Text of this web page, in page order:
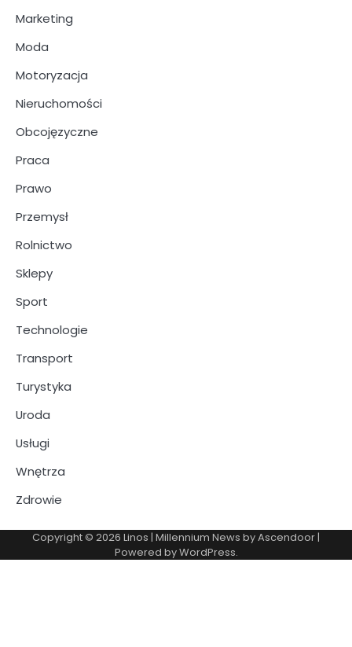
Marketing
Moda
Motoryzacja
Nieruchomości
Obcojęzyczne
Praca
Prawo
Przemysł
Rolnictwo
Sklepy
Sport
Technologie
Transport
Turystyka
Uroda
Usługi
Wnętrza
Zdrowie
Copyright © 2026 Linos | Millennium News byAscendoor |
Powered byWordPress.